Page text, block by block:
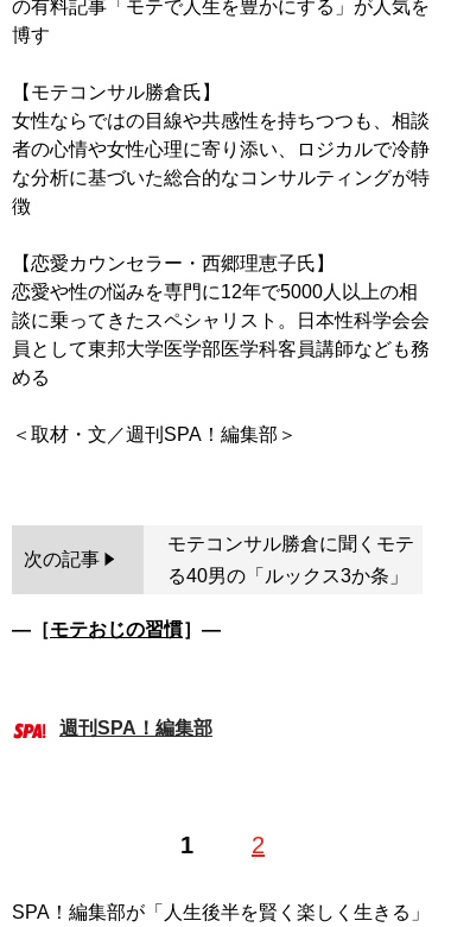
の有料記事「モテで人生を豊かにする」が人気を
博す
【モテコンサル勝倉氏】
女性ならではの目線や共感性を持ちつつも、相談
者の心情や女性心理に寄り添い、ロジカルで冷静
な分析に基づいた総合的なコンサルティングが特
徴
【恋愛カウンセラー・西郷理恵子氏】
恋愛や性の悩みを専門に12年で5000人以上の相
談に乗ってきたスペシャリスト。日本性科学会会
員として東邦大学医学部医学科客員講師なども務
める
＜取材・文／週刊SPA！編集部＞
次の記事
モテコンサル勝倉に聞くモテ
る40男の「ルックス3か条」
―［モテおじの習慣］―
週刊SPA！編集部
1 2
SPA！編集部が「人生後半を賢く楽しく生きる」